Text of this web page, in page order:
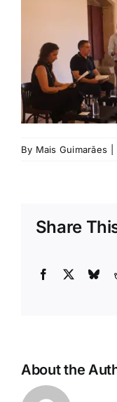
Jornal
Revista
For:
By Mais Guimarães
Share
Facebook
About the